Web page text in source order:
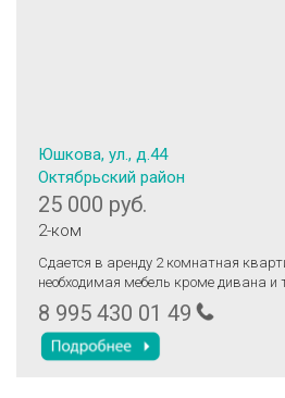
Юшкова, ул., д.44
Октябрьский район
25 000 руб.
2-ком
Сдается в аренду 2 комнатная квартирп в
необходимая мебель кроме дивана и
8 995 430 01 49